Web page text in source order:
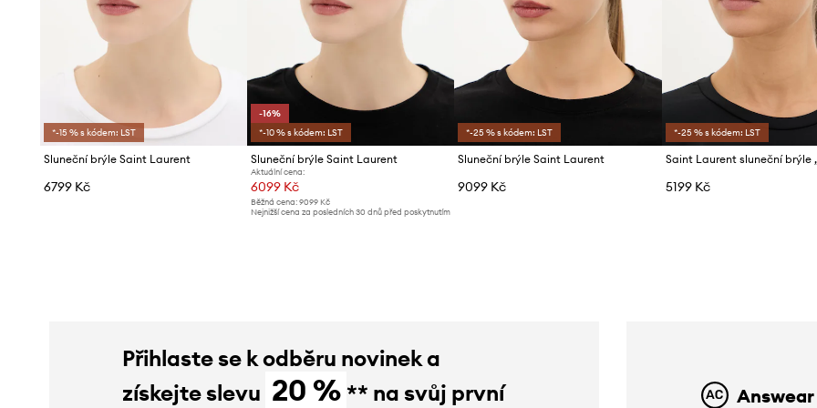
*-15 % s kódem: LST
Sluneční brýle Saint Laurent
6799 Kč
-16%
*-10 % s kódem: LST
Sluneční brýle Saint Laurent
Aktuální cena:
6099 Kč
Běžná cena:9099 Kč
Nejnižší cena za posledních 30 dnů před poskytnutím
*-25 % s kódem: LST
Sluneční brýle Saint Laurent
9099 Kč
*-25 % s kódem: LST
5199 Kč
Přihlaste se k odběru novinek a
získejte slevu 20 % ** na svůj první